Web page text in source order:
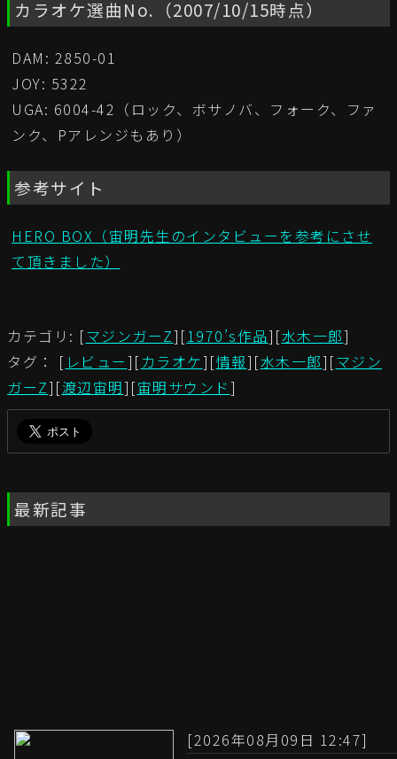
カラオケ選曲No.（2007/10/15時点）
DAM: 2850-01
JOY: 5322
UGA: 6004-42（ロック、ボサノバ、フォーク、ファ
ンク、Pアレンジもあり）
参考サイト
HERO BOX（宙明先生のインタビューを参考にさせ
て頂きました）
カテゴリ: [マジンガーZ][1970’s作品][水木一郎]
タグ： [ レビュー][カラオケ][情報][水木一郎][マジン
ガーZ][渡辺宙明][宙明サウンド]
最新記事
[2026年08月09日 12:47]